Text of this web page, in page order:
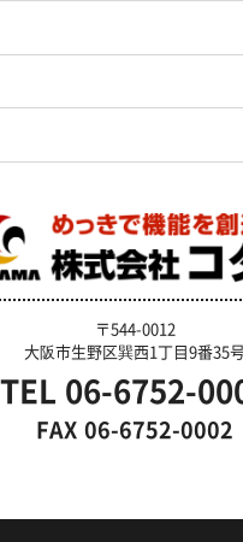
〒544-0012
大阪市生野区巽西1丁目9番35
TEL 06-6752-
FAX 06-6752-0002